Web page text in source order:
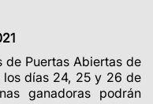
de Puertas Abiertas de
los días 24, 25 y 26 de
ganadoras podrán